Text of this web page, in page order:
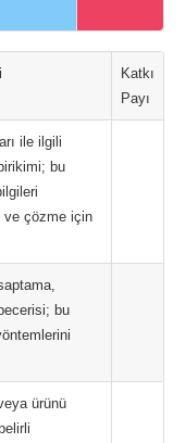
Katkı
Payı
ile ilgili
bu
ve çözme için
bu
ürünü